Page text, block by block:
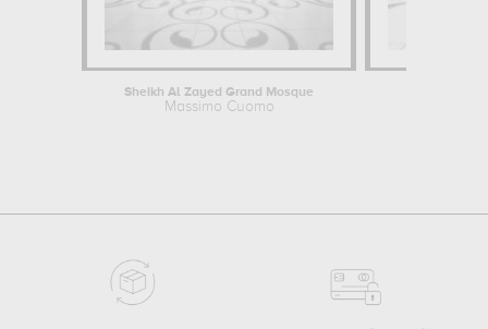
Sheikh Al Zayed Grand Mosque
Massimo Cuomo